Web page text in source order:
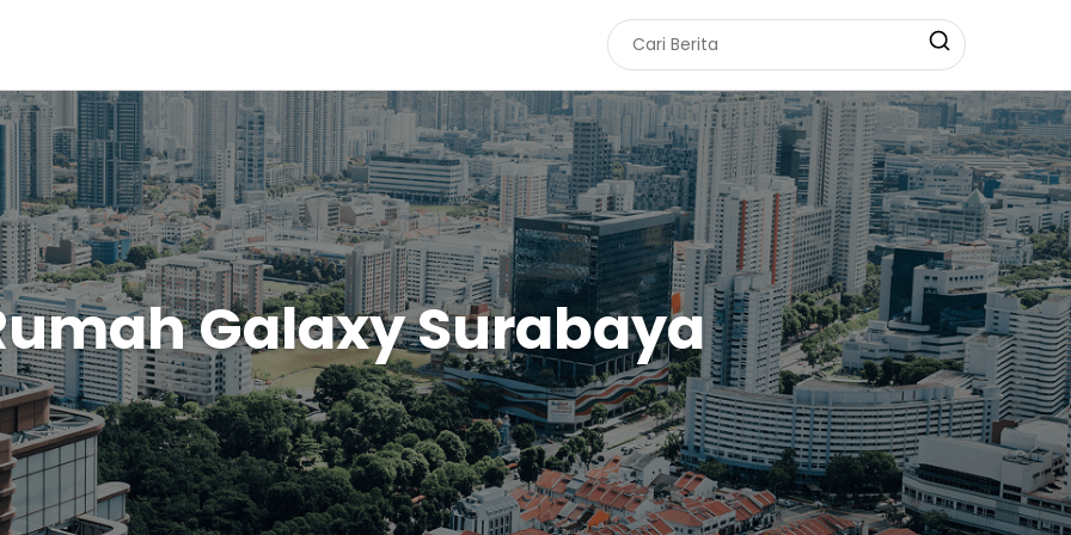
Galaxy Surabaya